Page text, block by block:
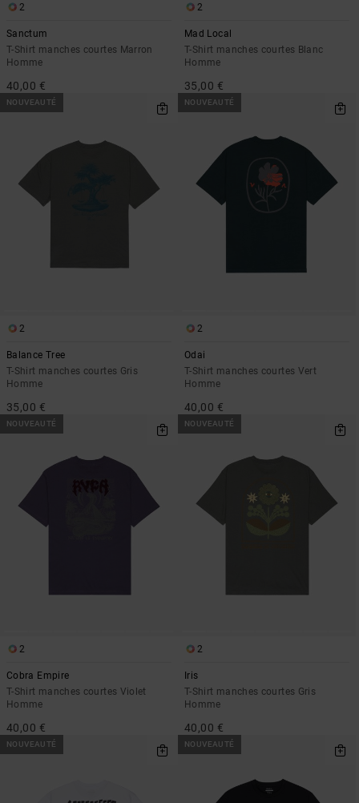
2
Sanctum
T-Shirt manches courtes Marron
Homme
40,00 €
2
Mad Local
T-Shirt manches courtes Blanc
Homme
35,00 €
NOUVEAUTÉ
2
Balance Tree
T-Shirt manches courtes Gris
Homme
35,00 €
NOUVEAUTÉ
2
Odai
T-Shirt manches courtes Vert
Homme
40,00 €
NOUVEAUTÉ
2
Cobra Empire
T-Shirt manches courtes Violet
Homme
40,00 €
NOUVEAUTÉ
2
Iris
T-Shirt manches courtes Gris
Homme
40,00 €
NOUVEAUTÉ NOUVEAUTÉ